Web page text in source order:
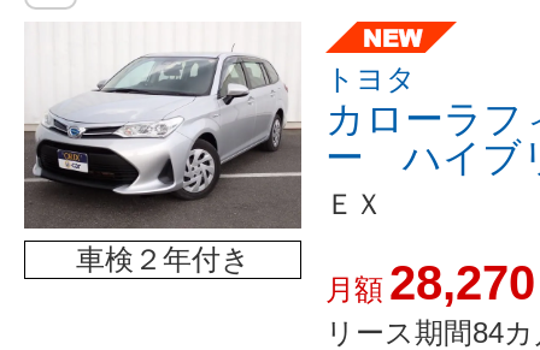
車検２年付き
トヨタ
カローラフ
ー ハイブ
ＥＸ
月額 28,270
リース期間84